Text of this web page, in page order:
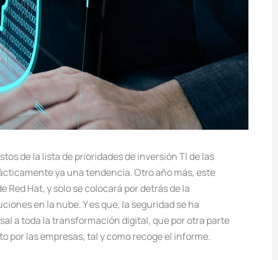
de la lista de prioridades de inversión TI de las
ya una tendencia. Otro año más, este
Hat, y solo se colocará por detrás de la
en la nube. Y es que, la seguridad se ha
a toda la transformación digital, que por otra parte
por las empresas, tal y como recoge el informe.